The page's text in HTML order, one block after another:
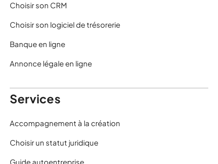
Choisir son CRM
Choisir son logiciel de trésorerie
Banque en ligne
Annonce légale en ligne
Services
Accompagnement à la création
Choisir un statut juridique
Guide autoentreprise